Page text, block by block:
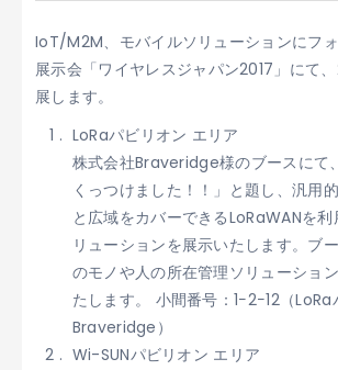
IoT/M2M、モバイルソリューションにフ
展示会「ワイヤレスジャパン2017」にて
展します。
LoRaパビリオン エリア
株式会社Braveridge様のブースにて
くっつけました！！」と題し、汎用
と広域をカバーできるLoRaWANを
リューションを展示いたします。ブ
のモノや人の所在管理ソリューショ
たします。 小間番号：1−2−12（LoRa
Braveridge）
Wi-SUNパビリオン エリア